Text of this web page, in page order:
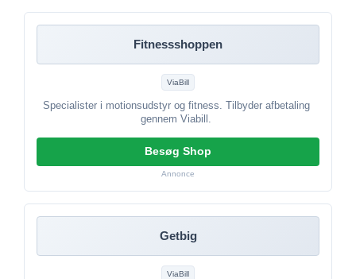
Fitnessshoppen
ViaBill
Specialister i motionsudstyr og fitness. Tilbyder afbetaling
gennem Viabill.
Besøg Shop
Annonce
Getbig
ViaBill